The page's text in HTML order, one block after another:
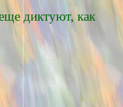
диктуют, как